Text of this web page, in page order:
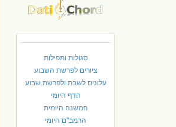
סגולות ותפילות
ציורים לפרשת השבוע
עלונים לשבת ולפרשת שבוע
הדף היומי
המשנה היומית
הרמב"ם היומי